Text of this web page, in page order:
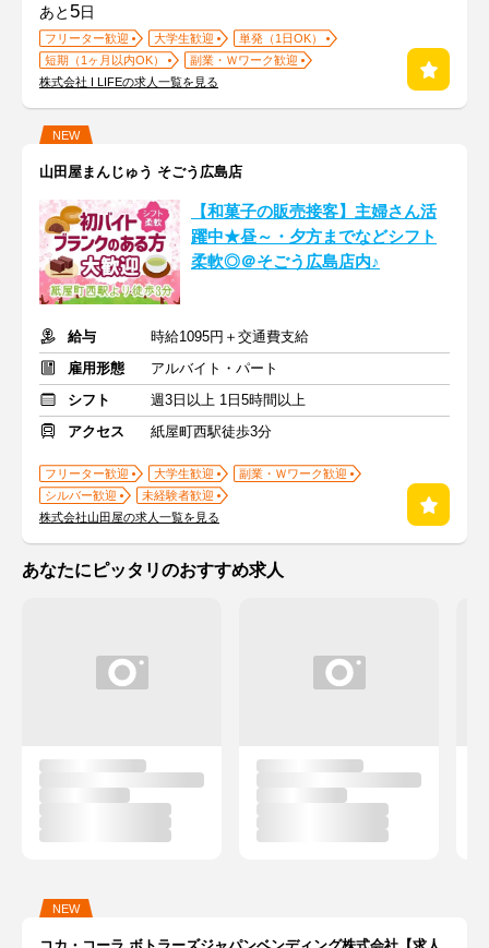
あと 5日
フリーター歓迎 大学生歓迎
単発（1日OK）
短期（1ヶ月以内OK）
副業・Ｗワーク歓迎
株式会社 I LIFEの求人一覧を見る
NEW
山田屋まんじゅう そごう広島店
【和菓子の販売接客】主婦さん活
躍中★昼～・夕方までなどシフト
柔軟◎＠そごう広島店内♪
給与
時給1095円＋交通費支給
雇用形態
アルバイト・パート
シフト
週3日以上 1日5時間以上
アクセス
紙屋町西駅徒歩3分
フリーター歓迎 大学生歓迎
副業・Ｗワーク歓迎
シルバー歓迎
未経験者歓迎
株式会社山田屋の求人一覧を見る
あなたにピッタリのおすすめ求人
NEW